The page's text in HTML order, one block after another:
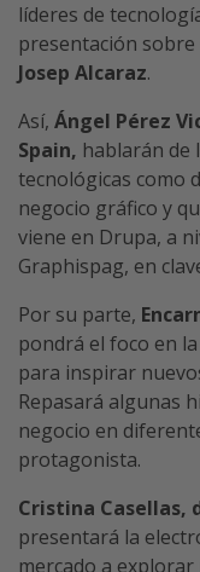
líderes de
presentación
Josep Alcaraz.
Así, Ángel Pérez
Spain, hablarán de
tecnológicas como
negocio gráfico y
viene en Drupa, a
Graphispag, en
Por su parte,
pondrá el foco en
para inspirar
Repasará algunas
negocio en
protagonista.
Cristina Casellas,
presentará la
mercado a